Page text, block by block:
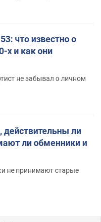
что известно о
х и как они
не забывал о личном
действительны ли
ли обменники и
не принимают старые